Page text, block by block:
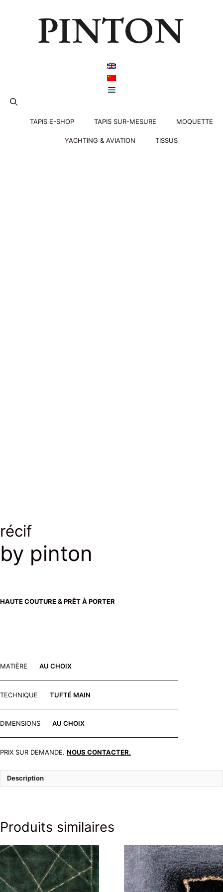
Menu
TAPIS E-SHOP TAPIS SUR-MESURE MOQUETTE
YACHTING & AVIATION TISSUS
récif
by pinton
HAUTE COUTURE & PRÊT À PORTER
MATIÈRE AU CHOIX
TECHNIQUE TUFTÉ MAIN
DIMENSIONS AU CHOIX
PRIX SUR DEMANDE. NOUS CONTACTER.
Description
Produits similaires